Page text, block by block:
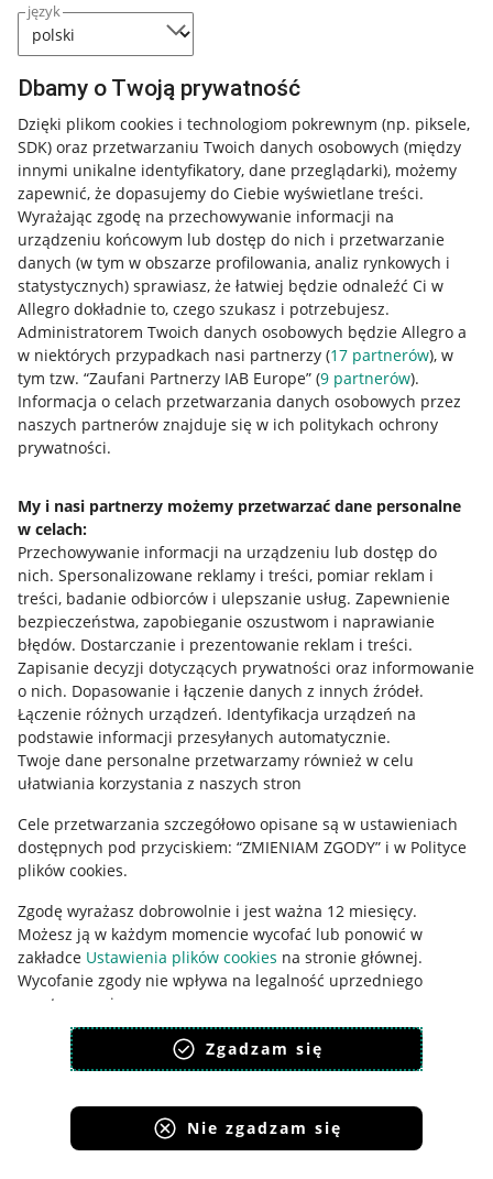
język
Dbamy o Twoją prywatność
Dzięki plikom cookies i technologiom pokrewnym (np. piksele,
SDK) oraz przetwarzaniu Twoich danych osobowych (między
innymi unikalne identyfikatory, dane przeglądarki), możemy
zapewnić, że dopasujemy do Ciebie wyświetlane treści.
Wyrażając zgodę na przechowywanie informacji na
urządzeniu końcowym lub dostęp do nich i przetwarzanie
danych (w tym w obszarze profilowania, analiz rynkowych i
statystycznych) sprawiasz, że łatwiej będzie odnaleźć Ci w
Allegro dokładnie to, czego szukasz i potrzebujesz.
Administratorem Twoich danych osobowych będzie Allegro a
w niektórych przypadkach nasi partnerzy (17 partnerów), w
tym tzw. “Zaufani Partnerzy IAB Europe” (9 partnerów).
Informacja o celach przetwarzania danych osobowych przez
naszych partnerów znajduje się w ich politykach ochrony
prywatności.
My i nasi partnerzy możemy przetwarzać dane personalne
w celach:
Przechowywanie informacji na urządzeniu lub dostęp do
nich. Spersonalizowane reklamy i treści, pomiar reklam i
treści, badanie odbiorców i ulepszanie usług. Zapewnienie
bezpieczeństwa, zapobieganie oszustwom i naprawianie
błędów. Dostarczanie i prezentowanie reklam i treści.
Zapisanie decyzji dotyczących prywatności oraz informowanie
o nich. Dopasowanie i łączenie danych z innych źródeł.
Łączenie różnych urządzeń. Identyfikacja urządzeń na
podstawie informacji przesyłanych automatycznie.
Twoje dane personalne przetwarzamy również w celu
ułatwiania korzystania z naszych stron
Cele przetwarzania szczegółowo opisane są w ustawieniach
dostępnych pod przyciskiem: “ZMIENIAM ZGODY” i w Polityce
plików cookies.
Zgodę wyrażasz dobrowolnie i jest ważna 12 miesięcy.
Możesz ją w każdym momencie wycofać lub ponowić w
zakładce Ustawienia plików cookies na stronie głównej.
Wycofanie zgody nie wpływa na legalność uprzedniego
przetwarzania.
polityka plików cookies
polityka ochrony prywatności
Zgadzam się
Nie zgadzam się
Przydatne informacje
Jak to działa
Napisz do nas
Allegro Gadane dla kupujących
Mapa miejscowości
Informacje prawne
Regulamin
Polityka plików "cookies"
Ustawienia plików "cookies"
Udostępnianie lokalizacji
Pobierz aplikację
Korzystanie z serwisu oznacza akceptacjęregulaminu